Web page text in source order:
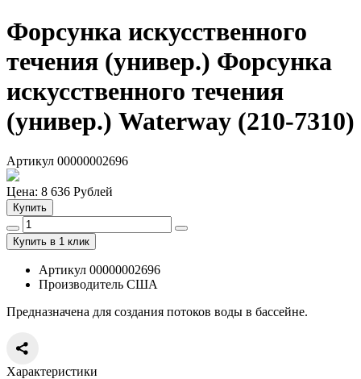
Форсунка искусственного
течения (универ.) Форсунка
искусственного течения
(универ.) Waterway (210-7310)
Артикул 00000002696
Цена: 8 636 Рублей
Купить
Купить в 1 клик
Артикул 00000002696
Производитель США
Предназначена для создания потоков воды в бассейне.
Характеристики